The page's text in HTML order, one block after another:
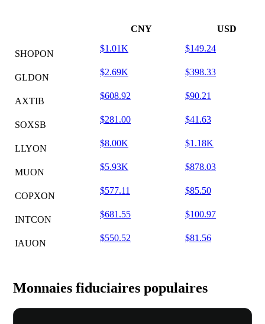
CNY USD
SHOPON
$1.01K $149.24
GLDON
$2.69K $398.33
AXTIB
$608.92 $90.21
SOXSB
$281.00 $41.63
LLYON
$8.00K $1.18K
MUON
$5.93K $878.03
COPXON
$577.11 $85.50
INTCON
$681.55 $100.97
IAUON
$550.52 $81.56
Monnaies fiduciaires populaires